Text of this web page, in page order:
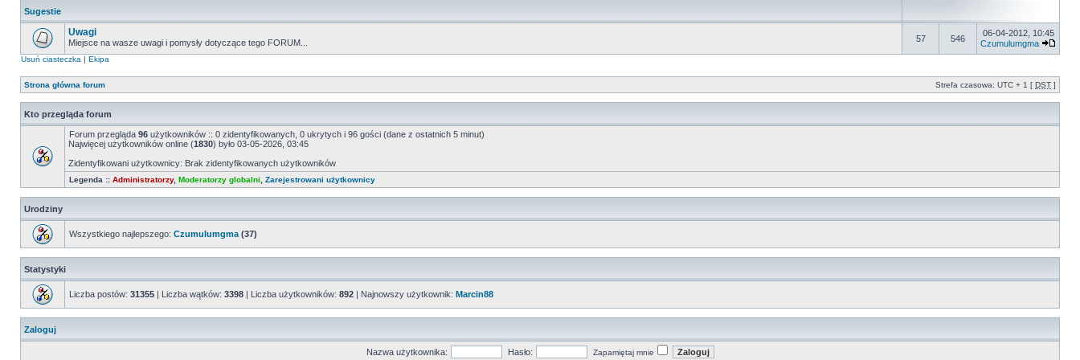
Sugestie
Uwagi
Miejsce na wasze uwagi i pomysły dotyczące tego FORUM... 57 546
06-04-2012, 10:45
Czumulumgma
Usuń ciasteczka | Ekipa
Strona główna forum Strefa czasowa: UTC + 1 [ DST ]
Kto przegląda forum
Forum przegląda 96 użytkowników :: 0 zidentyfikowanych, 0 ukrytych i 96 gości (dane z ostatnich 5 minut)
Najwięcej użytkowników online (1830) było 03-05-2026, 03:45
Zidentyfikowani użytkownicy: Brak zidentyfikowanych użytkowników
Legenda :: Administratorzy, Moderatorzy globalni Zarejestrowani użytkownicy
Urodziny
Wszystkiego najlepszego: Czumulumgma (37)
Statystyki
Liczba postów: 31355 | Liczba wątków: 3398 | Liczba użytkowników: 892 | Najnowszy użytkownik: Marcin88
Zaloguj
Nazwa użytkownika: Hasło: Zapamiętaj mnie